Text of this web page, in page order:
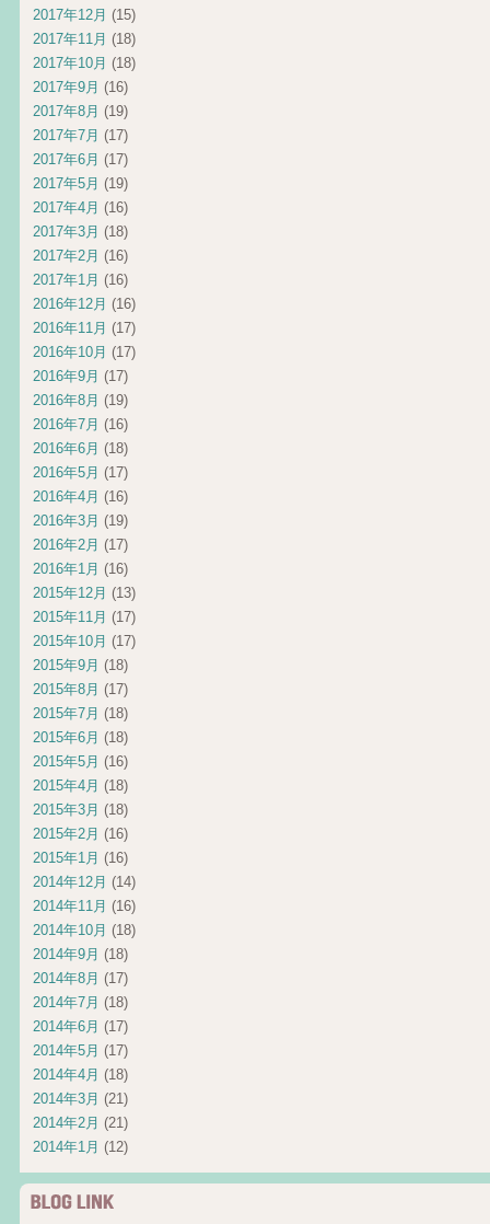
2017年12月 (15)
2017年11月 (18)
2017年10月 (18)
2017年9月 (16)
2017年8月 (19)
2017年7月 (17)
2017年6月 (17)
2017年5月 (19)
2017年4月 (16)
2017年3月 (18)
2017年2月 (16)
2017年1月 (16)
2016年12月 (16)
2016年11月 (17)
2016年10月 (17)
2016年9月 (17)
2016年8月 (19)
2016年7月 (16)
2016年6月 (18)
2016年5月 (17)
2016年4月 (16)
2016年3月 (19)
2016年2月 (17)
2016年1月 (16)
2015年12月 (13)
2015年11月 (17)
2015年10月 (17)
2015年9月 (18)
2015年8月 (17)
2015年7月 (18)
2015年6月 (18)
2015年5月 (16)
2015年4月 (18)
2015年3月 (18)
2015年2月 (16)
2015年1月 (16)
2014年12月 (14)
2014年11月 (16)
2014年10月 (18)
2014年9月 (18)
2014年8月 (17)
2014年7月 (18)
2014年6月 (17)
2014年5月 (17)
2014年4月 (18)
2014年3月 (21)
2014年2月 (21)
2014年1月 (12)